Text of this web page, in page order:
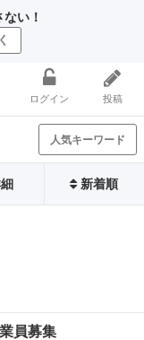
い！
ログイン 投稿
人気キーワード
新着順
員募集